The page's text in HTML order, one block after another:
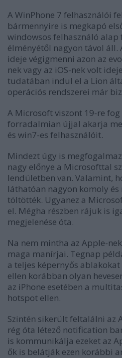
A WinPhone 7 felhasználói
bármennyire is megkapó
windowsos felhasználó alap
élményétől nagyon távol áll.
ideje végigmenni azon az
nek vagy az iOS-nek volt
tudatában indul el a Lion
operációs rendszerei már
A Microsoft viszont 19-re
forradalmian újjal akarja
és win7-es felhasználóit.
Mindezt úgy is
nagy előnye a Microsofttal
lendületben van. Valamint,
láthatóan nagyon komoly
töltötték. Ugyanez a
el. Mégha részben rájuk is
megjelenése óta.
Na nem mintha az Apple-
maga manírjai. Tegnap
a teljes képernyős
ellen korábban olyan
az iPhone esetében a
hotspot ellen.
Szintén sikerült feltalálni az
rég óta létező notification
is kommunikálja ezeket az
ők is belátják ezen korábbi